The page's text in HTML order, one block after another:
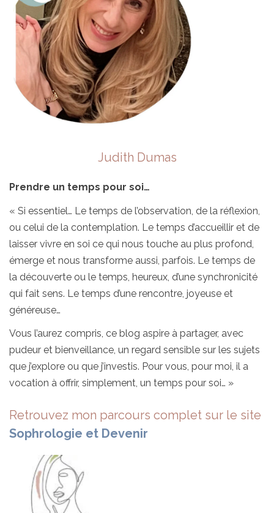
Judith Dumas
Prendre un temps pour soi…
« Si essentiel… Le temps de l’observation, de la réflexion,
ou celui de la contemplation. Le temps d’accueillir et de
laisser vivre en soi ce qui nous touche au plus profond,
émerge et nous transforme aussi, parfois. Le temps de
la découverte ou le temps, heureux, d’une synchronicité
qui fait sens. Le temps d’une rencontre, joyeuse et
généreuse…
Vous l’aurez compris, ce blog aspire à partager, avec
pudeur et bienveillance, un regard sensible sur les sujets
que j’explore ou que j’investis. Pour vous, pour moi, il a
vocation à offrir, simplement, un temps pour soi… »
Retrouvez mon parcours complet sur le site
Sophrologie et Devenir